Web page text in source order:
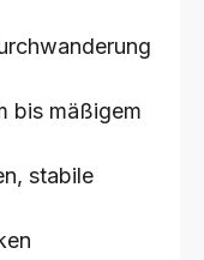
bis mäßigem
stabile